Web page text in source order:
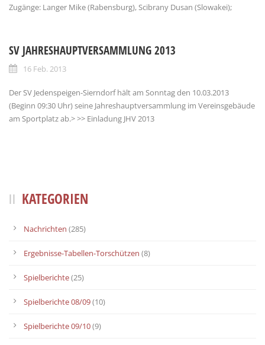
Zugänge: Langer Mike (Rabensburg), Scibrany Dusan (Slowakei);
SV JAHRESHAUPTVERSAMMLUNG 2013
16 Feb. 2013
Der SV Jedenspeigen-Sierndorf hält am Sonntag den 10.03.2013
(Beginn 09:30 Uhr) seine Jahreshauptversammlung im Vereinsgebäude
am Sportplatz ab.> >> Einladung JHV 2013
KATEGORIEN
Nachrichten (285)
Ergebnisse-Tabellen-Torschützen (8)
Spielberichte(25)
Spielberichte 08/09(10)
Spielberichte 09/10(9)